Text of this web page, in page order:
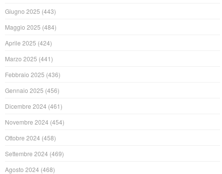
Giugno 2025 (443)
Maggio 2025 (484)
Aprile 2025 (424)
Marzo 2025 (441)
Febbraio 2025 (436)
Gennaio 2025 (456)
Dicembre 2024 (461)
Novembre 2024 (454)
Ottobre 2024 (458)
Settembre 2024 (469)
Agosto 2024 (468)